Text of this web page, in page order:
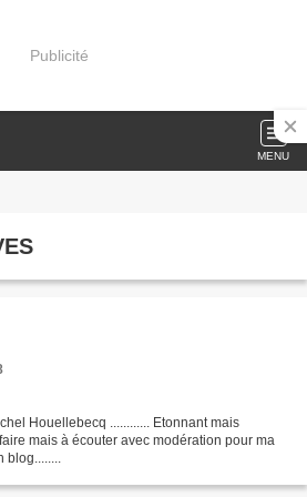
Publicité
MENU
Houellebecq ............ Etonnant mais
mais à écouter avec modération pour ma
blog........